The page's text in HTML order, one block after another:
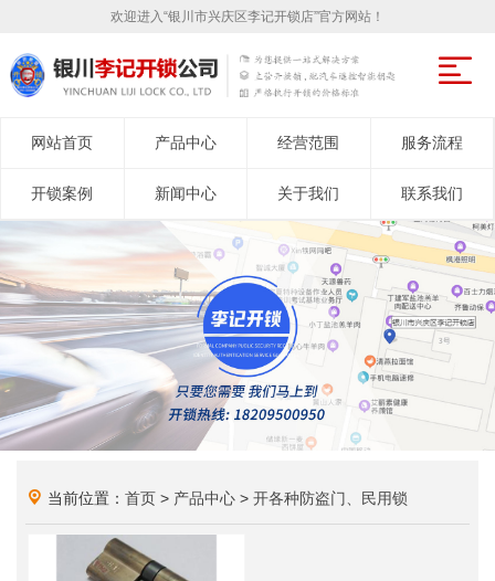
欢迎进入“银川市兴庆区李记开锁店”官方网站！
网站首页 产品中心 经营范围 服务流程
开锁案例 新闻中心 关于我们 联系我们
当前位置：首页 > 产品中心 >开各种防盗门、民用锁